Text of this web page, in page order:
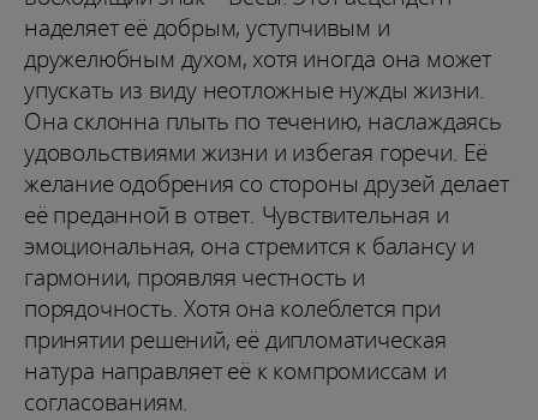
наделяет её добрым, уступчивым и
дружелюбным духом, хотя иногда она может
упускать из виду неотложные нужды жизни.
Она склонна плыть по течению, наслаждаясь
удовольствиями жизни и избегая горечи. Её
желание одобрения со стороны друзей делает
её преданной в ответ. Чувствительная и
эмоциональная, она стремится к балансу и
гармонии, проявляя честность и
порядочность. Хотя она колеблется при
принятии решений, её дипломатическая
натура направляет её к компромиссам и
согласованиям.